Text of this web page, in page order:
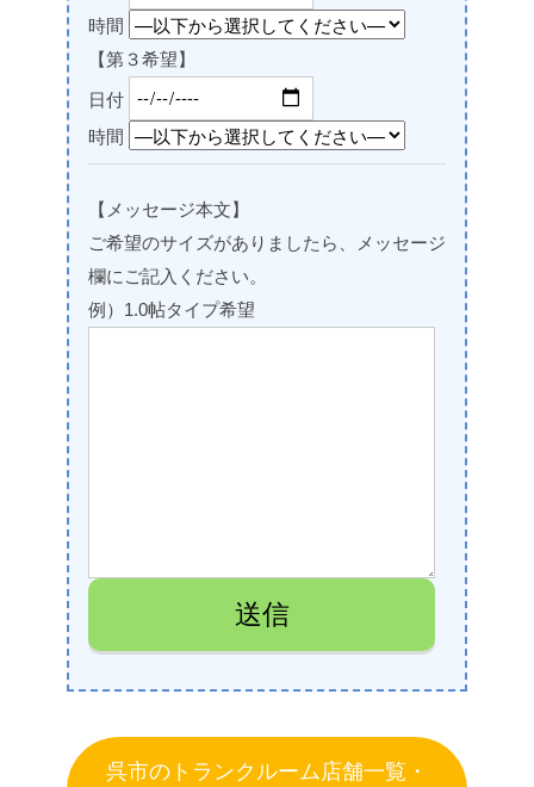
時間
【第３希望】
日付
時間
【メッセージ本文】
ご希望のサイズがありましたら、メッセージ
欄にご記入ください。
例）1.0帖タイプ希望
呉市のトランクルーム店舗一覧・